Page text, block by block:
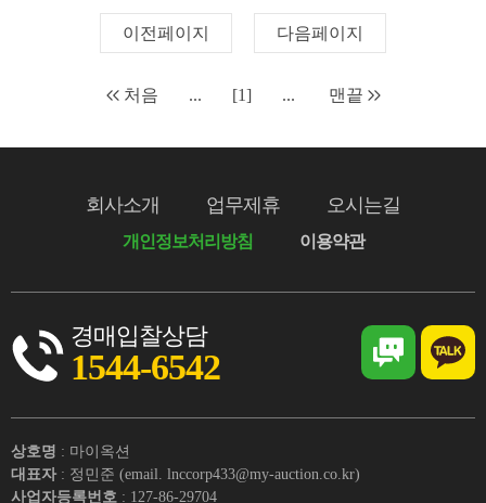
이전페이지 다음페이지
처음 ... [1] ... 맨끝
회사소개 업무제휴 오시는길
개인정보처리방침 이용약관
경매입찰상담
1544-6542
상호명 : 마이옥션
대표자 : 정민준 (email. lnccorp433@my-auction.co.kr)
사업자등록번호 : 127-86-29704